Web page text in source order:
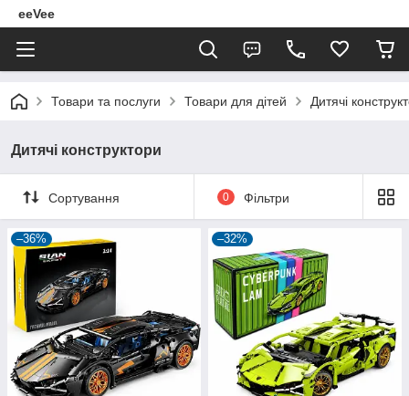
eeVee
Товари та послуги Товари для дітей Дитячі
Дитячі конструктори
Сортування 0 Фільтри
–36% –32%